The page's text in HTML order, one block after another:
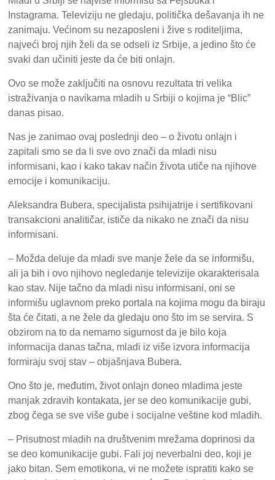
Instagrama. Televiziju ne gledaju, politička dešavanja ih ne
zanimaju. Većinom su nezaposleni i žive s roditeljima,
najveći broj njih želi da se odseli iz Srbije, a jedino što će
svaki dan učiniti jeste da će biti onlajn.
Ovo se može zaključiti na osnovu rezultata tri velika
istraživanja o navikama mladih u Srbiji o kojima je “Blic”
danas pisao.
Nas je zanimao ovaj poslednji deo – o životu onlajn i
zapitali smo se da li sve ovo znači da mladi nisu
informisani, kao i kako takav način života utiče na njihove
emocije i komunikaciju.
Aleksandra Bubera, specijalista psihijatrije i sertifikovani
transakcioni analitičar, ističe da nikako ne znači da nisu
informisani.
– Možda deluje da mladi sve manje žele da se informišu,
ali ja bih i ovo njihovo negledanje televizije okarakterisala
kao stav. Nije tačno da mladi nisu informisani, oni se
informišu uglavnom preko portala na kojima mogu da biraju
šta će čitati, a ne žele da gledaju ono što im se servira. S
obzirom na to da nemamo sigurnost da je bilo koja
informacija danas tačna, mladi iz više izvora informacija
formiraju svoj stav – objašnjava Bubera.
Ono što je, međutim, život onlajn doneo mladima jeste
manjak zdravih kontakata, jer se deo komunikacije gubi,
zbog čega se sve više gube i socijalne veštine kod mladih.
– Prisutnost mladih na društvenim mrežama doprinosi da
se deo komunikacije gubi. Fali joj neverbalni deo, koji je
jako bitan. Sem emotikona, vi ne možete ispratiti kako se